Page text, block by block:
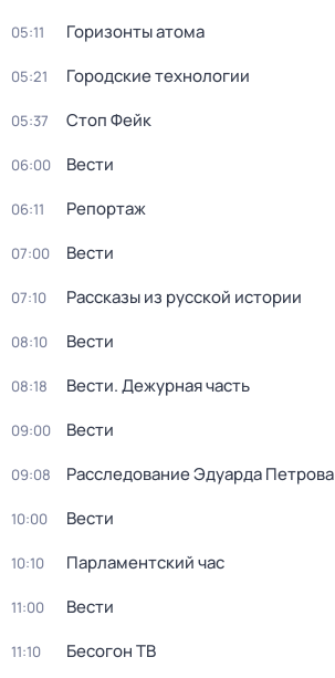
05:11 Горизонты атома
05:21 Городские технологии
05:37 Стоп Фейк
06:00 Вести
06:11 Репортаж
07:00 Вести
07:10 Рассказы из русской истории
08:10 Вести
08:18 Вести. Дежурная часть
09:00 Вести
09:08 Расследование Эдуарда Петрова
10:00 Вести
10:10 Парламентский час
11:00 Вести
11:10 Бесогон ТВ